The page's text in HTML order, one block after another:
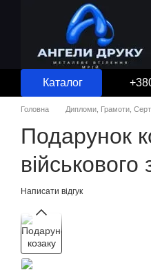
Перейти до основного контенту
Каталог
Головна Дипломи, Грамоти,
Подарунок
Написати відгук